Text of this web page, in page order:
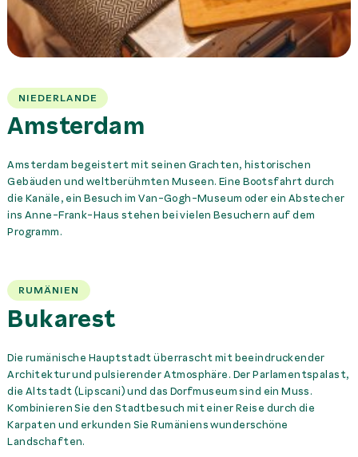
NIEDERLANDE
Amsterdam
Amsterdam begeistert mit seinen Grachten, historischen
Gebäuden und weltberühmten Museen. Eine Bootsfahrt durch
die Kanäle, ein Besuch im Van-Gogh-Museum oder ein Abstecher
ins Anne-Frank-Haus stehen bei vielen Besuchern auf dem
Programm.
RUMÄNIEN
Bukarest
Die rumänische Hauptstadt überrascht mit beeindruckender
Architektur und pulsierender Atmosphäre. Der Parlamentspalast,
die Altstadt (Lipscani) und das Dorfmuseum sind ein Muss.
Kombinieren Sie den Stadtbesuch mit einer Reise durch die
Karpaten und erkunden Sie Rumäniens wunderschöne
Landschaften.